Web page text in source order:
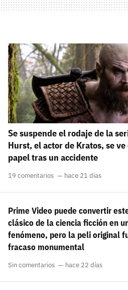
Se suspende el rodaje de la
Hurst, el actor de Kratos, se
papel tras un accidente
19 comentarios hace 21 días
Prime Video puede convertir
clásico de la ciencia ficción en
fenómeno, pero la peli original
fracaso monumental
Sin comentarios hace 22 días